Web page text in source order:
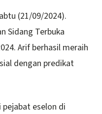
(21/09/2024).
Sidang Terbuka
Arif berhasil meraih
dengan predikat
pejabat eselon di